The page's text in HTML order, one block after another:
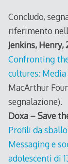
Concludo,
riferimento
Jenkins, Henry,
Confronting
cultures:
MacArthur
segnalazione).
Doxa – Save
Profili da
Messaging e
adolescenti di